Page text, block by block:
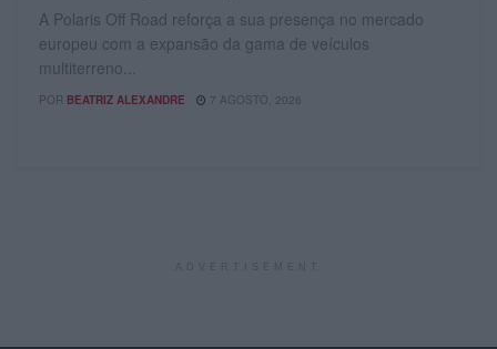
A Polaris Off Road reforça a sua presença no mercado
europeu com a expansão da gama de veículos
multiterreno...
POR BEATRIZ ALEXANDRE 7 AGOSTO, 2026